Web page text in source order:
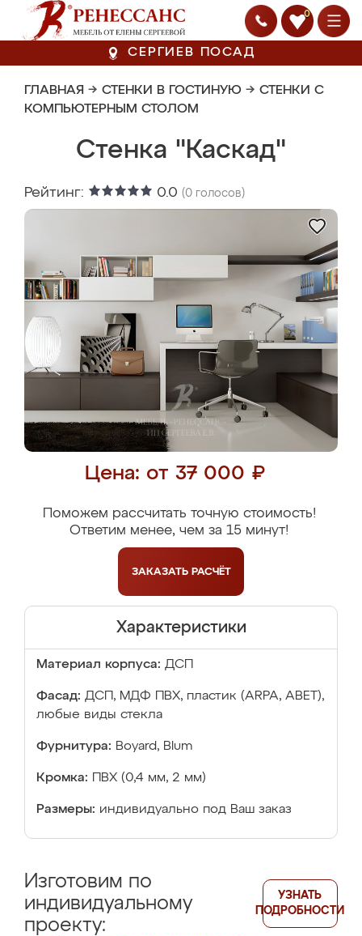
0
СЕРГИЕВ ПОСАД
ГЛАВНАЯ → СТЕНКИ В ГОСТИНУЮ → СТЕНКИ С
КОМПЬЮТЕРНЫМ СТОЛОМ
Стенка "Каскад"
Рейтинг: 0.0 (0 голосов)
Цена: от 37 000 ₽
Поможем рассчитать точную стоимость!
Ответим менее, чем за 15 минут!
ЗАКАЗАТЬ РАСЧЁТ
Характеристики
Материал корпуса: ДСП
Фасад: ДСП, МДФ ПВХ, пластик (ARPA, ABET),
любые виды стекла
Фурнитура: Boyard, Blum
Кромка: ПВХ (0,4 мм, 2 мм)
Размеры: индивидуально под Ваш заказ
Изготовим по
индивидуальному
проекту:
УЗНАТЬ
ПОДРОБНОСТИ